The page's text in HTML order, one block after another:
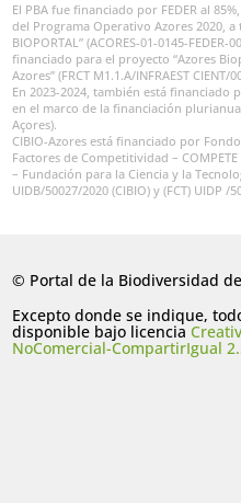
El PBA fue financiado por FEDER al
del Programa Operativo Azores 2020, a
BIOPORTAL” (ACORES-01-0145-
financiado para el proyecto “Azores
Azores” (FRCT M1.1.A/INFRAEST CIENT/
En 2023-2024, también está financiado
en el marco de la financiación
Açores).
CIBIO-Azores está financiado por
Factores de Competitividad –
– Fundación para la Ciencia y la
UIDB/50027/2020 (CIBIO) y (FCT) UIDP /
© Portal de la Biodiversidad
Excepto donde se indique,
disponible bajo licencia
NoComercial-CompartirIgual